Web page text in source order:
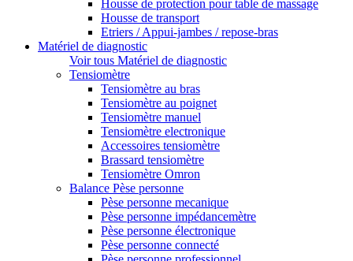
Housse de protection pour table de massage
Housse de transport
Etriers / Appui-jambes / repose-bras
Matériel de diagnostic
Voir tous Matériel de diagnostic
Tensiomètre
Tensiomètre au bras
Tensiomètre au poignet
Tensiomètre manuel
Tensiomètre electronique
Accessoires tensiomètre
Brassard tensiomètre
Tensiomètre Omron
Balance Pèse personne
Pèse personne mecanique
Pèse personne impédancemètre
Pèse personne électronique
Pèse personne connecté